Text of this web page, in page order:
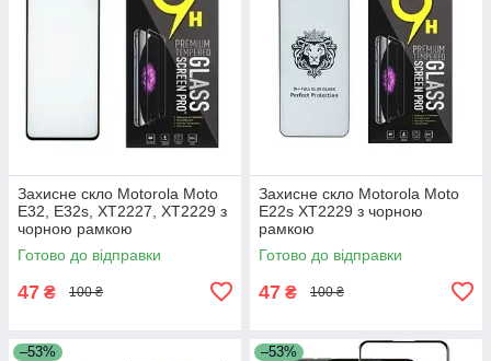
Захисне скло Motorola Moto
E32, E32s, XT2227, XT2229 з
чорною рамкою
Готово до відправки
47 ₴ 100 ₴
Захисне скло Motorola Moto
E22s XT2229 з чорною
рамкою
Готово до відправки
47 ₴ 100 ₴
–53% –53%